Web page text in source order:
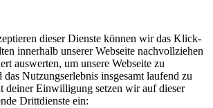
dieser Dienste können wir das Klick-
innerhalb unserer Webseite nachvollziehen
auswerten, um unsere Webseite zu
das Nutzungserlebnis insgesamt laufend zu
deiner Einwilligung setzen wir auf dieser
Drittdienste ein: